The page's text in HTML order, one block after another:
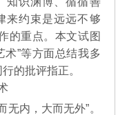
来约束是远远不够
的重点。本文试图
术”等方面总结我多
的批评指正。
内，大而无外”。